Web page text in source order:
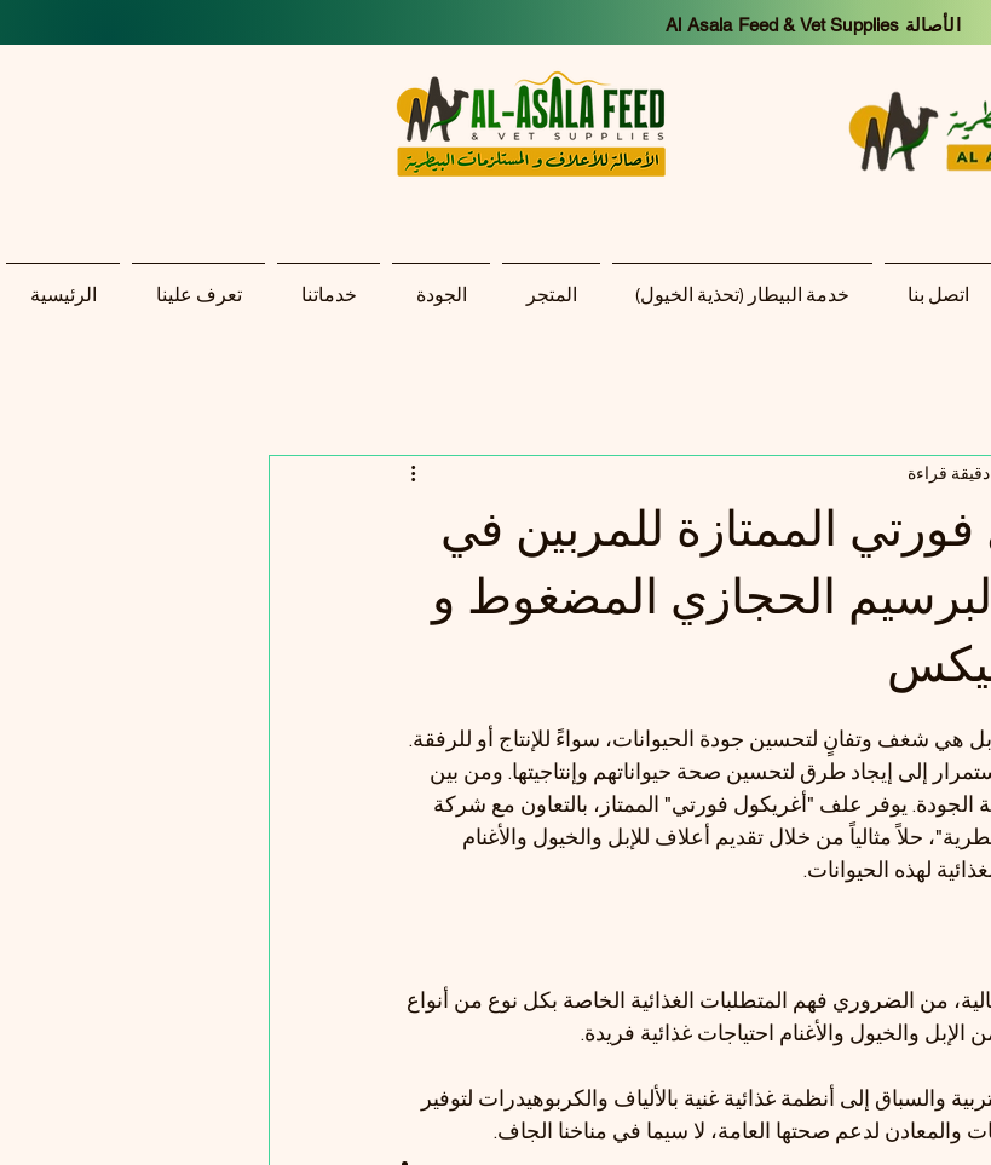
Al Asala Feed & Vet Supplies الأصالة
الرئيسية تعرف علينا خدماتنا الجودة المتجر خدمة البيطار (تحذية الخيول) اتصل بنا
الممتازة للمربين في
الحجازي المضغوط و
هي شغف وتفانٍ لتحسين جودة الحيوانات، سواءً للإنتاج أو للرفقة.
إلى إيجاد طرق لتحسين صحة حيواناتهم وإنتاجيتها. ومن بين
الجودة. يوفر علف "أغريكول فورتي" الممتاز، بالتعاون مع شركة
حلاً مثالياً من خلال تقديم أعلاف للإبل والخيول والأغنام
لهذه الحيوانات.
من الضروري فهم المتطلبات الغذائية الخاصة بكل نوع من أنواع
والخيول والأغنام احتياجات غذائية فريدة.
والسباق إلى أنظمة غذائية غنية بالألياف والكربوهيدرات لتوفير
والمعادن لدعم صحتها العامة، لا سيما في مناخنا الجاف.